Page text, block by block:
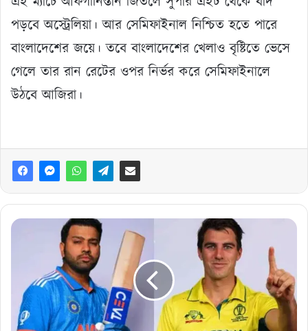
পড়বে অস্ট্রেলিয়া। আর সেমিফাইনাল নিশ্চিত হতে পারে
বাংলাদেশের জয়ে। তবে বাংলাদেশের খেলাও বৃষ্টিতে ভেসে
গেলে তার রান রেটের ওপর নির্ভর করে সেমিফাইনালে
উঠবে আজিরা।
আজ
ফ্রিতে
দেখবেন
যে